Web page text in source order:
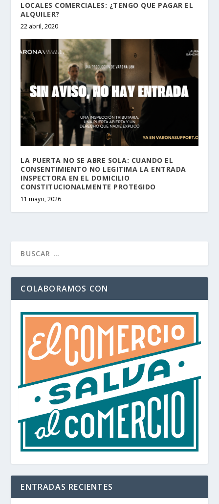
LOCALES COMERCIALES: ¿TENGO QUE PAGAR EL
ALQUILER?
22 abril, 2020
LA PUERTA NO SE ABRE SOLA: CUANDO EL
CONSENTIMIENTO NO LEGITIMA LA ENTRADA
INSPECTORA EN EL DOMICILIO
CONSTITUCIONALMENTE PROTEGIDO
11 mayo, 2026
COLABORAMOS CON
ENTRADAS RECIENTES